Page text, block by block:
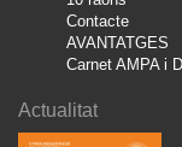
Contacte
AVANTATGES
Carnet AMPA i
Actualitat